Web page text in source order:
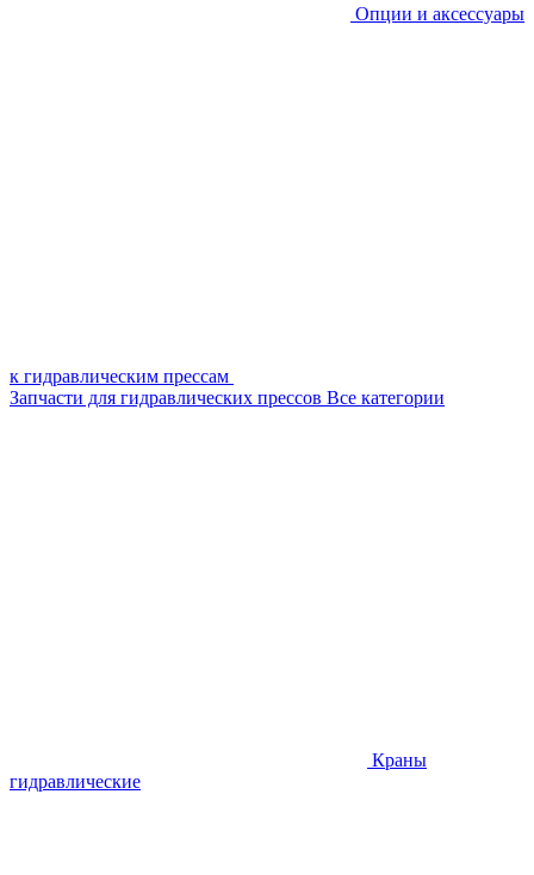
Опции и аксессуары
к гидравлическим прессам
Запчасти для гидравлических прессов Все категории
Краны
гидравлические